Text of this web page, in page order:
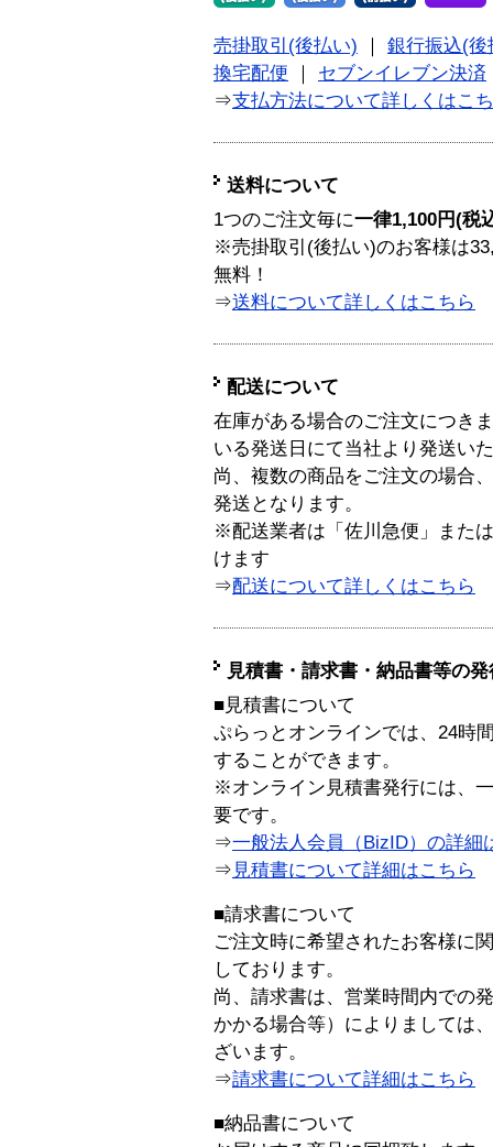
売掛取引(後払い)
銀行振込(後
換宅配便
セブンイレブン決済
⇒支払方法について詳しくはこ
送料について
1つのご注文毎に一律1,100円(税
※売掛取引(後払い)のお客様は
無料！
⇒送料について詳しくはこちら
配送について
在庫がある場合のご注文につき
いる発送日にて当社より発送い
尚、複数の商品をご注文の場合
発送となります。
※配送業者は「佐川急便」また
けます
⇒配送について詳しくはこちら
見積書・請求書・納品書等の
■見積書について
ぷらっとオンラインでは、24時
することができます。
※オンライン見積書発行には、
要です。
⇒一般法人会員（BizID）の詳細
⇒ 見積書について詳細はこちら
■請求書について
ご注文時に希望されたお客様に
しております。
尚、請求書は、営業時間内での
かかる場合等）によりましては
ざいます。
⇒請求書について詳細はこちら
■納品書について